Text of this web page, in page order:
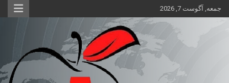
محتوا
جمعه, آگوست 7, 2026